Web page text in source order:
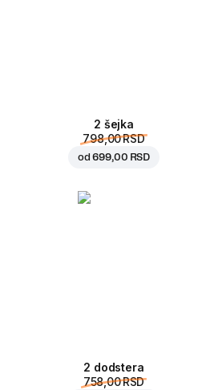
2 šejka
798,00 RSD
od699,00 RSD
2 dodstera
758,00 RSD